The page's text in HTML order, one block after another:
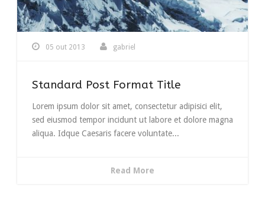
05 out 2013 gabriel
Standard Post Format Title
Lorem ipsum dolor sit amet, consectetur adipisici elit,
sed eiusmod tempor incidunt ut labore et dolore magna
aliqua. Idque Caesaris facere voluntate...
Read More